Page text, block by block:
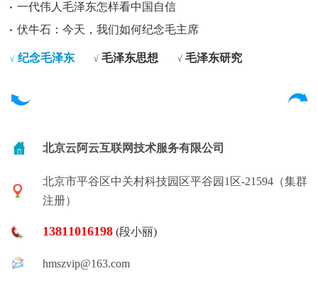
一代伟人毛泽东怎样看中国自信
伏牛石：今天，我们如何纪念毛主席
√ 纪念毛泽东 √ 毛泽东思想 √ 毛泽东研究
北京云阿云互联网技术服务有限公司
北京市平谷区中关村科技园区平谷园1区-21594（集群
注册）
13811016198 (段小丽)
hmszvip@163.com